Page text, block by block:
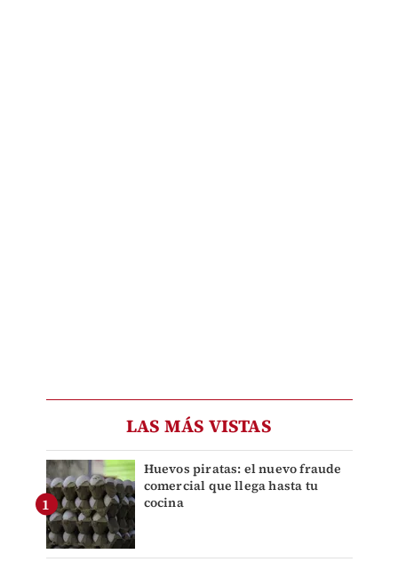
LAS MÁS VISTAS
Huevos piratas: el nuevo fraude
comercial que llega hasta tu
cocina